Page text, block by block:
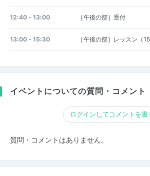
12:40 - 13:00 ［午後の部］受付
13:00 - 15:30 ［午後の部］レッスン（
イベントについての質問・コメント
ログインしてコメントを書
質問・コメントはありません。